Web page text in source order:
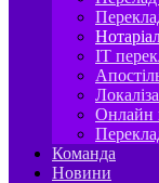
IT
Онлайн
Команда
Новини